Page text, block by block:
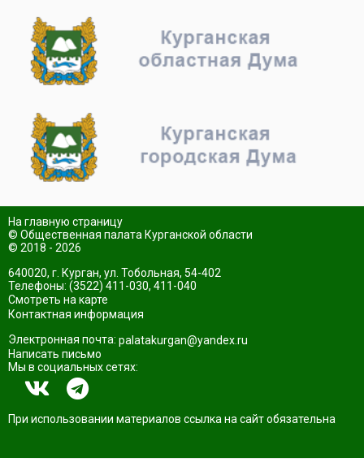
На главную страницу
© Общественная палата Курганской области
© 2018 - 2026
640020, г. Курган, ул. Тобольная, 54-402
Телефоны: (3522) 411-030, 411-040
Смотреть на карте
Контактная информация
Электронная почта: palatakurgan@yandex.ru
Написать письмо
Мы в социальных сетях:
При использовании материалов ссылка на сайт обязательна